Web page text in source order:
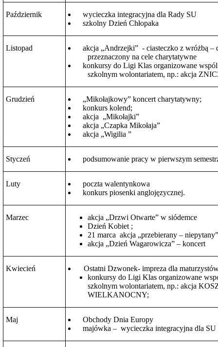
Październik
wycieczka integracyjna dla Rady SU
szkolny Dzień Chłopaka
Listopad
akcja „Andrzejki” - ciasteczko z wróżbą –
przeznaczony na cele charytatywne
konkursy do Ligi Klas organizowane
szkolnym wolontariatem, np.: akcja
Grudzień
„Mikołajkowy” koncert charytatywny;
konkurs kolend;
akcja „Mikołajki”
akcja „Czapka Mikołaja”
akcja „Wigilia ”
Styczeń podsumowanie pracy w pierwszym
Luty
poczta walentynkowa
konkurs piosenki anglojęzycznej.
Marzec
akcja „Drzwi Otwarte” w siódemce
Dzień Kobiet ;
21 marca akcja „przebierany – niepytany”
akcja „Dzień Wagarowicza” – koncert
Kwiecień
Ostatni Dzwonek- impreza dla
konkursy do Ligi Klas organizowane
szkolnym wolontariatem, np.: akcja
WIELKANOCNY;
Maj
Obchody Dnia Europy
majówka – wycieczka integracyjna dla SU